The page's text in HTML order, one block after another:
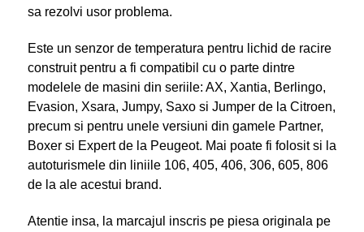
sa rezolvi usor problema.
Este un senzor de temperatura pentru lichid de racire
construit pentru a fi compatibil cu o parte dintre
modelele de masini din seriile: AX, Xantia, Berlingo,
Evasion, Xsara, Jumpy, Saxo si Jumper de la Citroen,
precum si pentru unele versiuni din gamele Partner,
Boxer si Expert de la Peugeot. Mai poate fi folosit si la
autoturismele din liniile 106, 405, 406, 306, 605, 806
de la ale acestui brand.
Atentie insa, la marcajul inscris pe piesa originala pe